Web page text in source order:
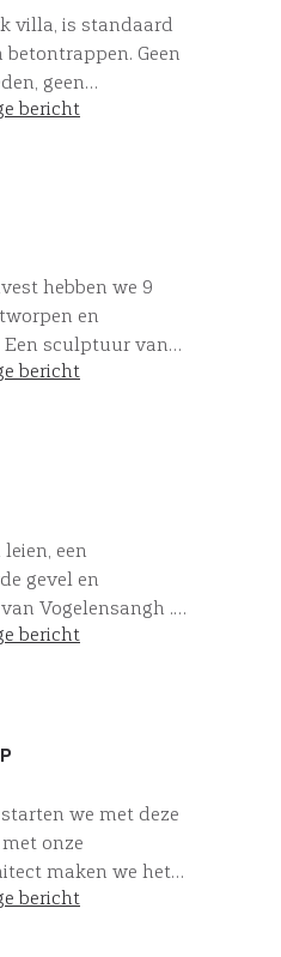
villa, is standaard
Geen
geen
Door de
geeft dit
Meer bij
bericht
hebben we 9
en
Een sculptuur van
glas!
bericht
een
gevel en
Vogelensangh .
voor deze
bericht
we met deze
onze
maken we het
Dit ontwerp is voor
bericht